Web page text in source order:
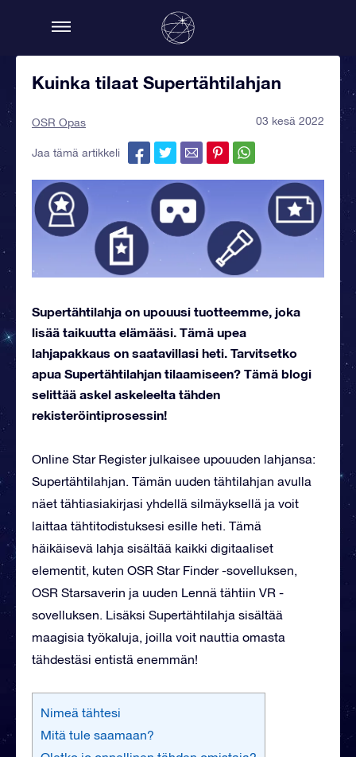
Kuinka tilaat Supertähtilahjan
OSR Opas 03 kesä 2022
Jaa tämä artikkeli
Supertähtilahja on upouusi tuotteemme, joka
lisää taikuutta elämääsi. Tämä upea
lahjapakkaus on saatavillasi heti. Tarvitsetko
apua Supertähtilahjan tilaamiseen? Tämä blogi
selittää askel askeleelta tähden
rekisteröintiprosessin!
Online Star Register julkaisee upouuden lahjansa:
Supertähtilahjan. Tämän uuden tähtilahjan avulla
näet tähtiasiakirjasi yhdellä silmäyksellä ja voit
laittaa tähtitodistuksesi esille heti. Tämä
häikäisevä lahja sisältää kaikki digitaaliset
elementit, kuten OSR Star Finder -sovelluksen,
OSR Starsaverin ja uuden Lennä tähtiin VR -
sovelluksen. Lisäksi Supertähtilahja sisältää
maagisia työkaluja, joilla voit nauttia omasta
tähdestäsi entistä enemmän!
Nimeä tähtesi
Mitä tule saamaan?